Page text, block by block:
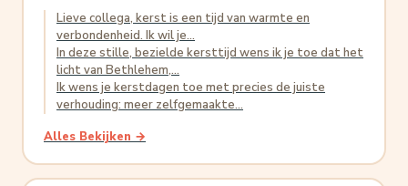
Lieve collega, kerst is een tijd van warmte en
verbondenheid. Ik wil je...
In deze stille, bezielde kersttijd wens ik je toe dat het
licht van Bethlehem,...
Ik wens je kerstdagen toe met precies de juiste
verhouding: meer zelfgemaakte...
Alles Bekijken →